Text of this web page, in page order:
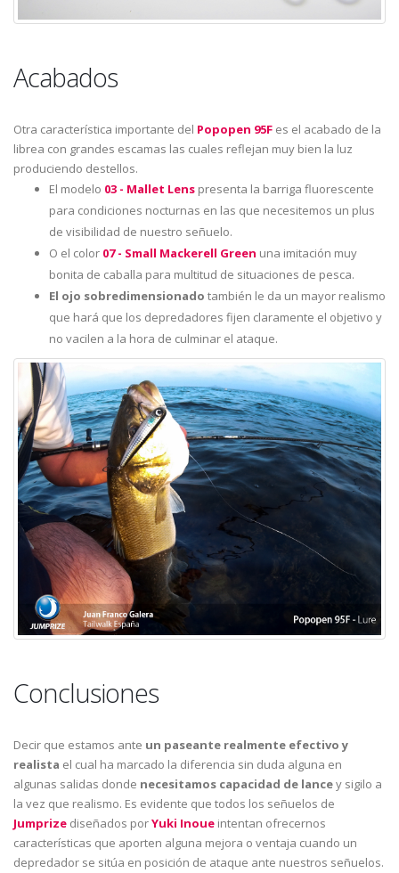
Acabados
Otra característica importante del Popopen 95F es el acabado de la
librea con grandes escamas las cuales reflejan muy bien la luz
produciendo destellos.
El modelo 03 - Mallet Lens presenta la barriga fluorescente
para condiciones nocturnas en las que necesitemos un plus
de visibilidad de nuestro señuelo.
O el color 07 - Small Mackerell Green una imitación muy
bonita de caballa para multitud de situaciones de pesca.
El ojo sobredimensionado también le da un mayor realismo
que hará que los depredadores fijen claramente el objetivo y
no vacilen a la hora de culminar el ataque.
Conclusiones
Decir que estamos ante un paseante realmente efectivo y
realista el cual ha marcado la diferencia sin duda alguna en
algunas salidas donde necesitamos capacidad de lancey sigilo a
la vez que realismo. Es evidente que todos los señuelos de
Jumprize diseñados porYuki Inoue intentan ofrecernos
características que aporten alguna mejora o ventaja cuando un
depredador se sitúa en posición de ataque ante nuestros señuelos.